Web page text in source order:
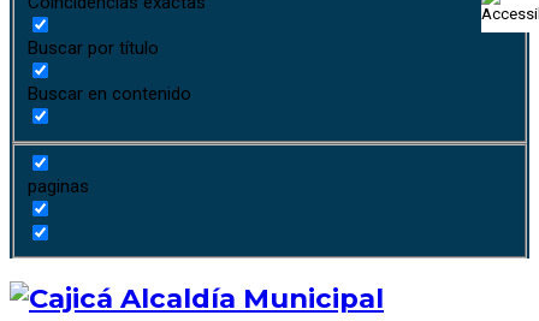
Buscar por título
Buscar en contenido
paginas